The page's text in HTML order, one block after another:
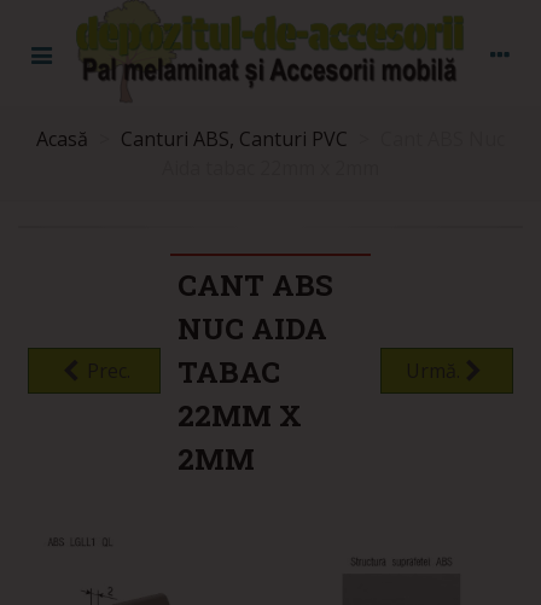
Acasă Canturi ABS, Canturi PVC
CANT ABS
NUC AIDA
TABAC
22MM X
2MM